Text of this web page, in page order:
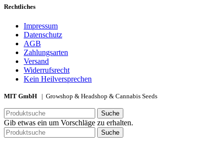
Rechtliches
Impressum
Datenschutz
AGB
Zahlungsarten
Versand
Widerrufsrecht
Kein Heilversprechen
MIT GmbH | Growshop & Headshop & Cannabis Seeds
Suche
Gib etwas ein um Vorschläge zu erhalten.
Suche